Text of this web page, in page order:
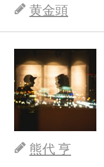
黄金頭
熊代 亨